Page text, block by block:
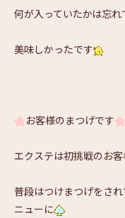
何が入っていたかは忘れ
美味しかったです
お客様のまつげです
エクステは初挑戦のお客
普段はつけまつげをさ
ニューに